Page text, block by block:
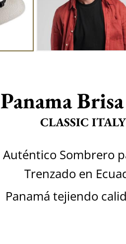
Panama
CLASSIC ITALY
Auténtico Sombrero
Trenzado en
Panamá tejiendo